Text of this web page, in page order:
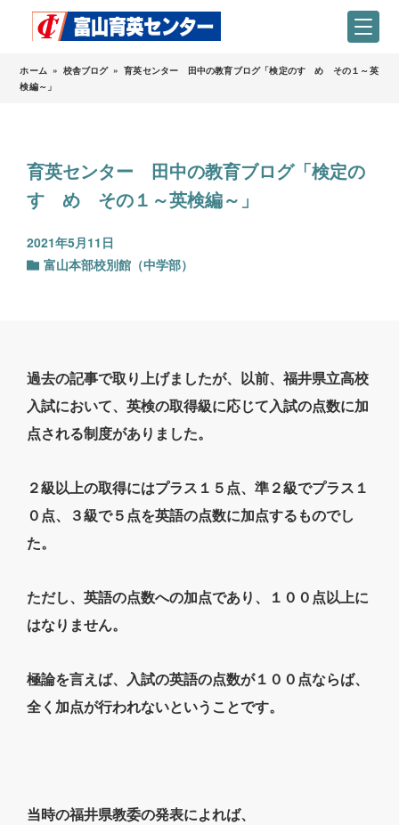
ホーム » 校舎ブログ » 育英センター 田中の教育ブログ「検定のすゝめ その１～英
検編～」
育英センター 田中の教育ブログ「検定の
すゝめ その１～英検編～」
2021年5月11日
富山本部校別館（中学部）
過去の記事で取り上げましたが、以前、福井県立高校
入試において、英検の取得級に応じて入試の点数に加
点される制度がありました。
２級以上の取得にはプラス１５点、準２級でプラス１
０点、３級で５点を英語の点数に加点するものでし
た。
ただし、英語の点数への加点であり、１００点以上に
はなりません。
極論を言えば、入試の英語の点数が１００点ならば、
全く加点が行われないということです。
当時の福井県教委の発表によれば、